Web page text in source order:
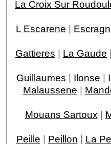
La Croix Sur
L Escarene |
Gattieres | La Gaude |
Guillaumes | Ilonse |
Malaussene |
Mouans Sartoux |
Peille | Peillon | La